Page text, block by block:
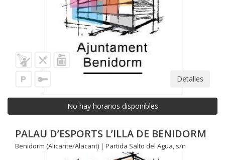
Detalles
No hay horarios disponibles
PALAU D’ESPORTS L’ILLA DE BENIDORM
Benidorm (Alicante/Alacant) | Partida Salto del Agua, s/n